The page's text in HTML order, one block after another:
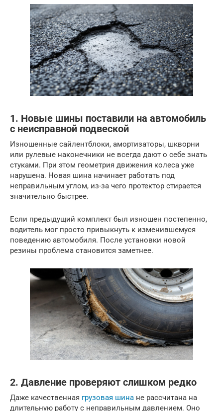
1. Новые шины поставили на автомобиль
с неисправной подвеской
Изношенные сайлентблоки, амортизаторы, шкворни
или рулевые наконечники не всегда дают о себе знать
стуками. При этом геометрия движения колеса уже
нарушена. Новая шина начинает работать под
неправильным углом, из-за чего протектор стирается
значительно быстрее.
Если предыдущий комплект был изношен постепенно,
водитель мог просто привыкнуть к изменившемуся
поведению автомобиля. После установки новой
резины проблема становится заметнее.
2. Давление проверяют слишком редко
Даже качественная грузовая шина не рассчитана на
длительную работу с неправильным давлением. Оно